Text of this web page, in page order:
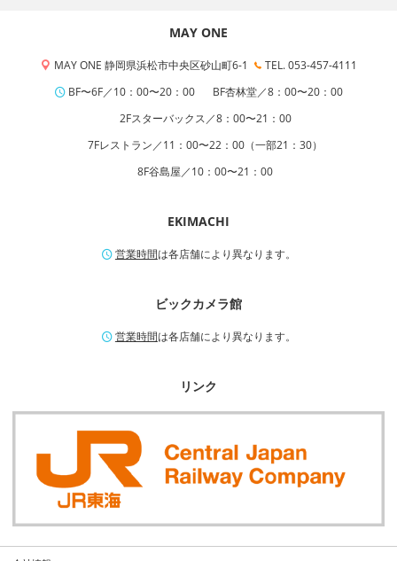
MAY ONE
MAY ONE 静岡県浜松市中央区砂山町6-1
TEL. 053-457-4111
BF〜6F／10：00〜20：00
BF杏林堂／8：00〜20：00
2Fスターバックス／8：00〜21：00
7Fレストラン／11：00〜22：00（一部21：30）
8F谷島屋／10：00〜21：00
EKIMACHI
営業時間は各店舗により異なります。
ビックカメラ館
営業時間は各店舗により異なります。
リンク